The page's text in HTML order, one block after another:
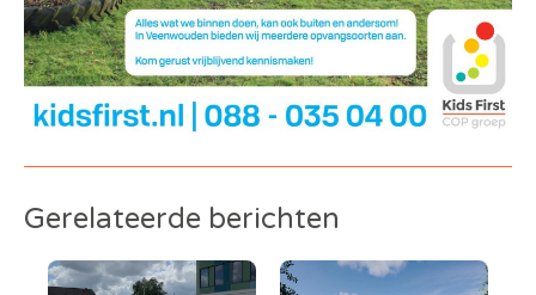
Gerelateerde berichten